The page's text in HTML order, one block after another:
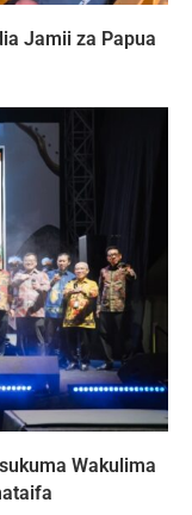
Jamii za Papua
Wakulima